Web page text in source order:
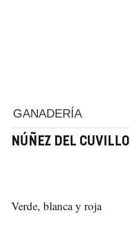
GANADERÍA
NÚÑEZ DEL CUVILLO
Verde, blanca y roja